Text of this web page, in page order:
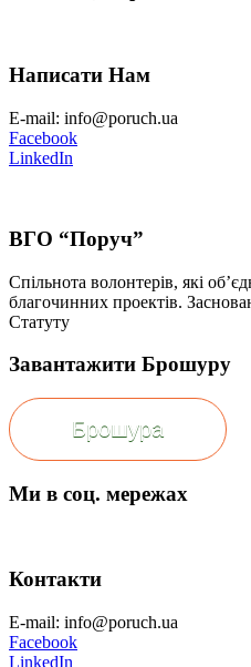
Написати Нам
E-mail: info@poruch.ua
Facebook
LinkedIn
ВГО “Поруч”
Спільнота волонтерів, які
благочинних проектів.
Статуту
Завантажити Брошуру
Брошура
Ми в соц. мережах
Контакти
E-mail: info@poruch.ua
Facebook
LinkedIn